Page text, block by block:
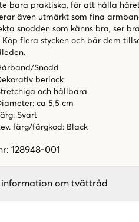
bara praktiska, för att hålla
även utmärkt som fina
snodden som känns bra, ser
Köp flera stycken och bär dem
Snodd
berlock
och hållbara
ca 5,5 cm
Svart
färg/färgkod : Black
: 128948-001
information om tvättråd